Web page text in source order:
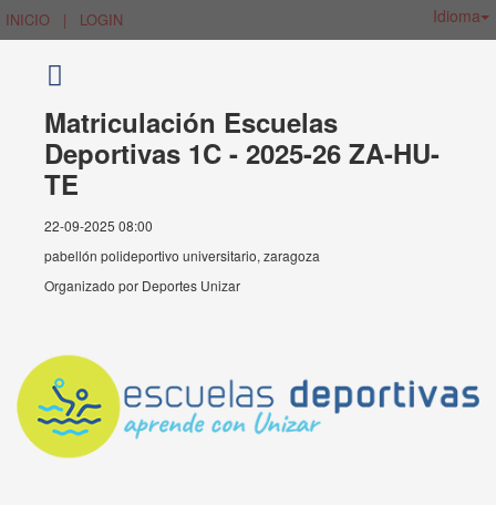
INICIO | LOGIN Idioma
Matriculación Escuelas
Deportivas 1C - 2025-26 ZA-HU-
TE
22-09-2025 08:00
pabellón polideportivo universitario, zaragoza
Organizado por Deportes Unizar